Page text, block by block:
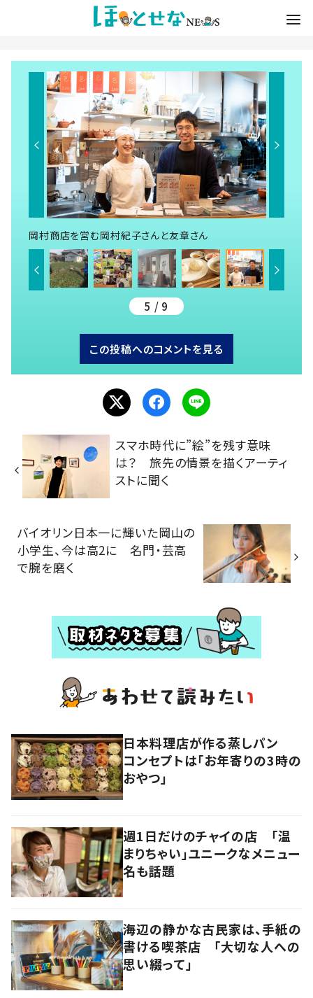
岡村商店を営む岡村紀子さんと友章さん
5 / 9
この投稿へのコメントを見る
スマホ時代に”絵”を残す意味
は？ 旅先の情景を描くアーティ
ストに聞く
バイオリン日本一に輝いた岡山の
小学生、今は高2に 名門・芸高
で腕を磨く
日本料理店が作る蒸しパン
コンセプトは「お年寄りの3時の
おやつ」
週1日だけのチャイの店 「温
まりちゃい」ユニークなメニュー
名も話題
海辺の静かな古民家は、手紙の
書ける喫茶店 「大切な人への
思い綴って」